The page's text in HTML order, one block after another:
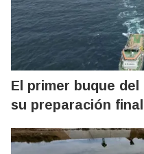
El primer buque
su preparación final